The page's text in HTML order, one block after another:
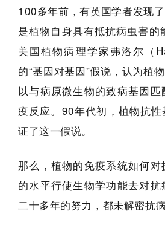
100多年前，有英国学者发现
是植物自身具有抵抗病虫害
美国植物病理学家弗洛尔（
的“基因对基因”假说，认为植
以与病原微生物的致病基因
疫反应。90年代初，植物抗
证了这一假说。
那么，植物的免疫系统如何
的水平行使生物学功能去对
二十多年的努力，都未解密抗